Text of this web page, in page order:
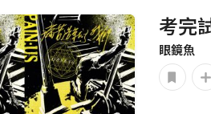
考完
眼鏡魚